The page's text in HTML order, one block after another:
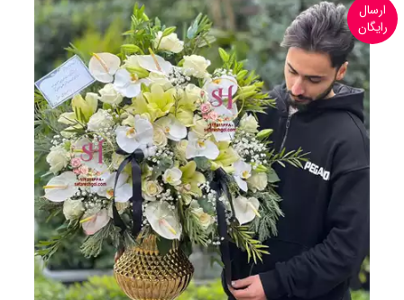
ارسال
رایگان